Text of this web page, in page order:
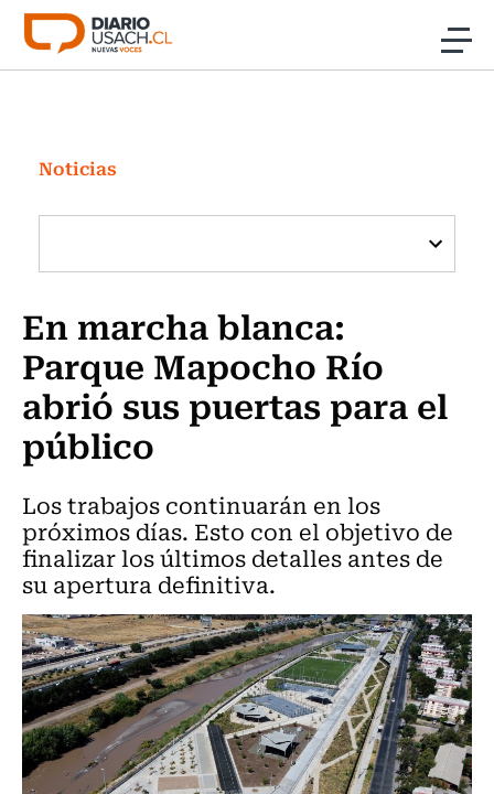
Click acá para ir directamente al contenido
Investigación
Cultura
Programas Radio y TV Usach
Noticias
En marcha blanca:
Parque Mapocho Río
abrió sus puertas para el
público
Los trabajos continuarán en los
próximos días. Esto con el objetivo de
finalizar los últimos detalles antes de
su apertura definitiva.